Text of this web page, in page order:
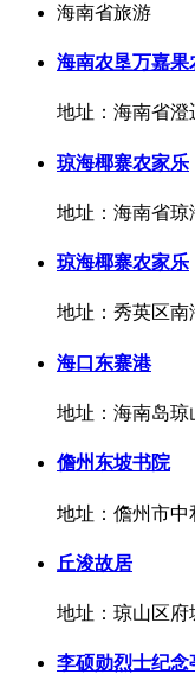
海南省旅游
海南农垦万嘉果
地址：海南省澄
琼海椰寨农家乐
地址：海南省琼
琼海椰寨农家乐
地址：秀英区南
海口东寨港
地址：海南岛琼
儋州东坡书院
地址：儋州市中
丘浚故居
地址：琼山区府
李硕勋烈士纪念